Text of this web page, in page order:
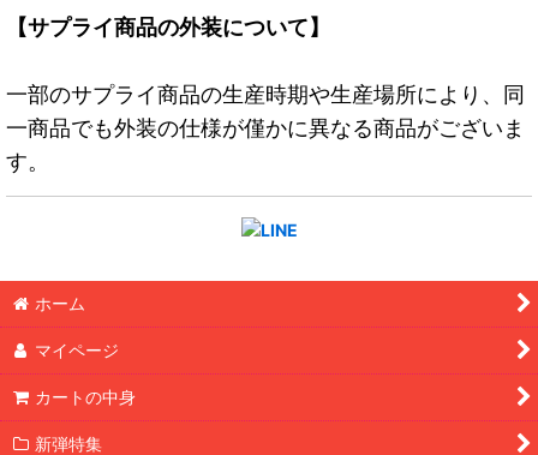
【サプライ商品の外装について】
一部のサプライ商品の生産時期や生産場所により、同
一商品でも外装の仕様が僅かに異なる商品がございま
す。
ホーム
マイページ
カートの中身
新弾特集